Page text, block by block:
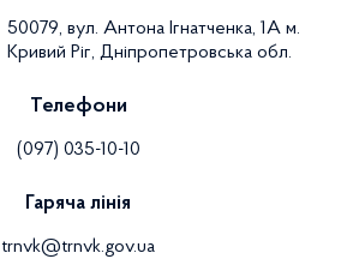
50079, вул. Антона Ігнатченка, 1А м.
Кривий Ріг, Дніпропетровська обл.
Телефони
(097) 035-10-10
Гаряча лінія
trnvk@trnvk.gov.ua